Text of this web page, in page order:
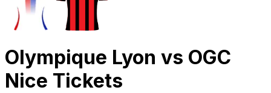
Olympique Lyon vs OGC
Nice Tickets